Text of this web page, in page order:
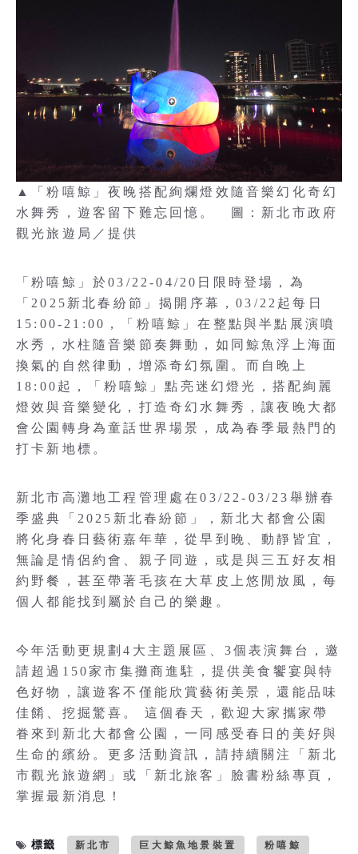
▲「粉嘻鯨」夜晚搭配絢爛燈效隨音樂幻化奇幻
水舞秀，遊客留下難忘回憶。 圖：新北市政府
觀光旅遊局／提供
「粉嘻鯨」於03/22-04/20日限時登場，為
「2025新北春紛節」揭開序幕，03/22起每日
15:00-21:00，「粉嘻鯨」在整點與半點展演噴
水秀，水柱隨音樂節奏舞動，如同鯨魚浮上海面
換氣的自然律動，增添奇幻氛圍。而自晚上
18:00起，「粉嘻鯨」點亮迷幻燈光，搭配絢麗
燈效與音樂變化，打造奇幻水舞秀，讓夜晚大都
會公園轉身為童話世界場景，成為春季最熱門的
打卡新地標。
新北市高灘地工程管理處在03/22-03/23舉辦春
季盛典「2025新北春紛節」，新北大都會公園
將化身春日藝術嘉年華，從早到晚、動靜皆宜，
無論是情侶約會、親子同遊，或是與三五好友相
約野餐，甚至帶著毛孩在大草皮上悠閒放風，每
個人都能找到屬於自己的樂趣。
今年活動更規劃4大主題展區、3個表演舞台，邀
請超過150家市集攤商進駐，提供美食饗宴與特
色好物，讓遊客不僅能欣賞藝術美景，還能品味
佳餚、挖掘驚喜。 這個春天，歡迎大家攜家帶
眷來到新北大都會公園，一同感受春日的美好與
生命的繽紛。更多活動資訊，請持續關注「新北
市觀光旅遊網」或「新北旅客」臉書粉絲專頁，
掌握最新消息！
標籤 新北市 巨大鯨魚地景裝置 粉嘻鯨